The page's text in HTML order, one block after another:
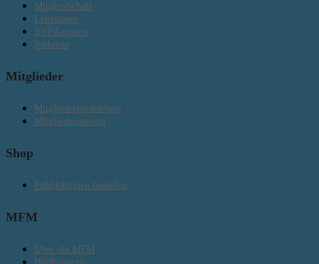
Mitgliedschaft
Leistungen
BVPAexperts
Jobbörse
Mitglieder
Mitgliederverzeichnis
Mitgliederbereich
Shop
Publikationen bestellen
MFM
Über die MFM